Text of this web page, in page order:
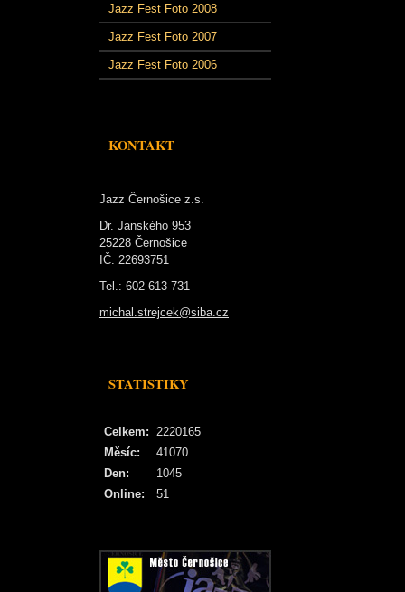
Jazz Fest Foto 2008
Jazz Fest Foto 2007
Jazz Fest Foto 2006
KONTAKT
Jazz Černošice z.s.
Dr. Janského 953
25228 Černošice
IČ: 22693751
Tel.: 602 613 731
michal.strejcek@siba.cz
STATISTIKY
Online: 51
Celkem: 2220165
Měsíc:
41070
Den:
1045